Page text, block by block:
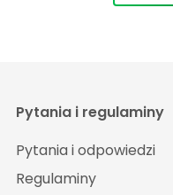
Pytania i regulaminy
Pytania i odpowiedzi
Regulaminy